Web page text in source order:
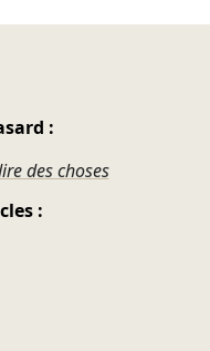
:
des choses
: